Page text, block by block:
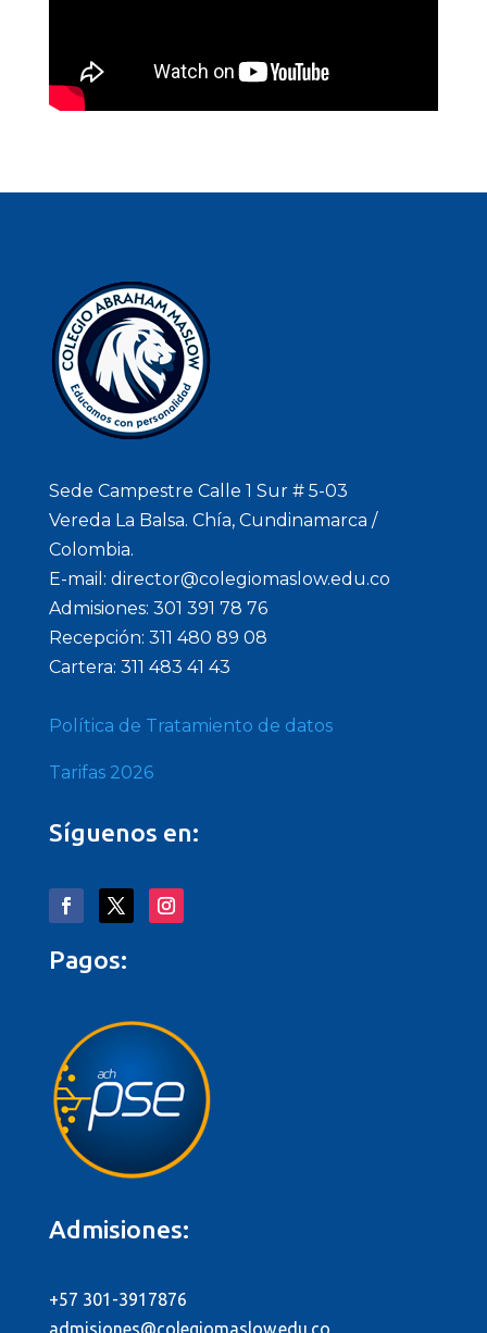
Sede Campestre Calle 1 Sur # 5-03
Vereda La Balsa. Chía, Cundinamarca /
Colombia.
E-mail: director@colegiomaslow.edu.co
Admisiones: 301 391 78 76
Recepción: 311 480 89 08
Cartera: 311 483 41 43
Política de Tratamiento de datos
Tarifas 2026
Síguenos en:
Pagos:
Admisiones:
+57 301-3917876
admisiones@colegiomaslow.edu.co